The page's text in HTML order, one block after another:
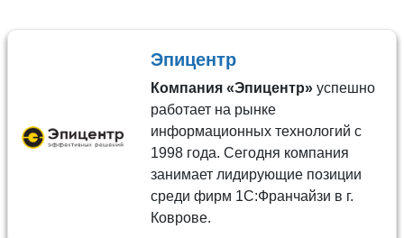
Эпицентр
Компания «Эпицентр» успешно
работает на рынке
информационных технологий с
1998 года. Сегодня компания
занимает лидирующие позиции
среди фирм 1C:Франчайзи в г.
Коврове.